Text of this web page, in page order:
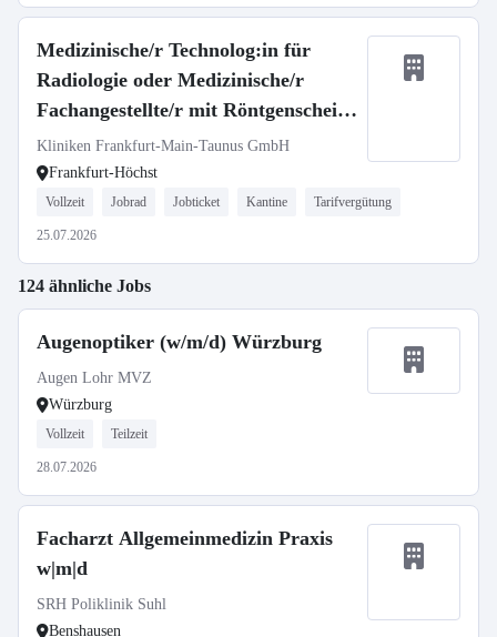
Medizinische/r Technolog:in für
Radiologie oder Medizinische/r
Fachangestellte/r mit Röntgenschein
(m/w/d)
Kliniken Frankfurt-Main-Taunus GmbH
Frankfurt-Höchst
Vollzeit Jobrad Jobticket Kantine Tarifvergütung
25.07.2026
124 ähnliche Jobs
Augenoptiker (w/m/d) Würzburg
Augen Lohr MVZ
Würzburg
Vollzeit Teilzeit
28.07.2026
Facharzt Allgemeinmedizin Praxis
w|m|d
SRH Poliklinik Suhl
Benshausen